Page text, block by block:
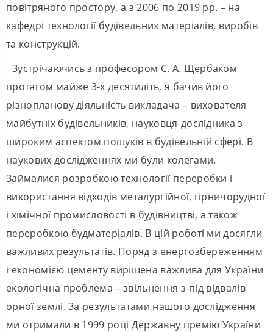
повітряного простору, а з 2006 по 2019 рр. – на
кафедрі технології будівельних матеріалів, виробів
та конструкцій.
Зустрічаючись з професором С. А. Щербаком
протягом майже 3-х десятиліть, я бачив його
різнопланову діяльність викладача – вихователя
майбутніх будівельників, науковця-дослідника з
широким аспектом пошуків в будівельній сфері. В
наукових дослідженнях ми були колегами.
Займалися розробкою технології переробки і
використання відходів металургійної, гірничорудної
і хімічної промисловості в будівництві, а також
переробкою будматеріалів. В цій роботі ми досягли
важливих результатів. Поряд з енергозбереженням
і економією цементу вирішена важлива для України
екологічна проблема – звільнення з-під відвалів
орної землі. За результатами нашого дослідження
ми отримали в 1999 році Державну премію України